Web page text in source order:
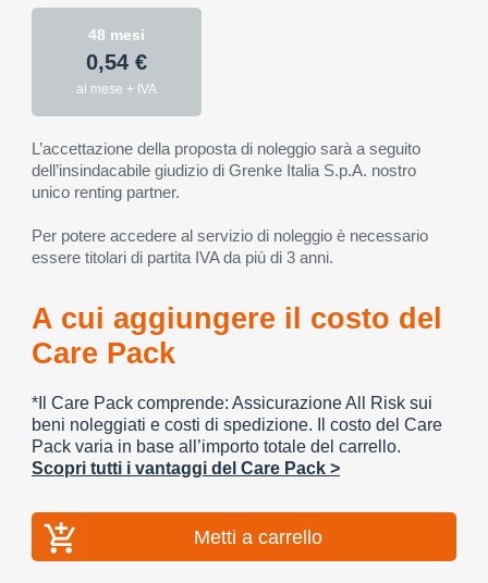
48 mesi
0,54 €
al mese + IVA
L’accettazione della proposta di noleggio sarà a seguito
dell’insindacabile giudizio di Grenke Italia S.p.A. nostro
unico renting partner.
Per potere accedere al servizio di noleggio è necessario
essere titolari di partita IVA da più di 3 anni.
A cui aggiungere il costo del
Care Pack
*Il Care Pack comprende: Assicurazione All Risk sui
beni noleggiati e costi di spedizione. Il costo del Care
Pack varia in base all’importo totale del carrello.
Scopri tutti i vantaggi del Care Pack >
Metti a carrello